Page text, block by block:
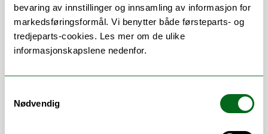
bevaring av innstillinger og innsamling av informasjon for
markedsføringsformål. Vi benytter både førsteparts- og
tredjeparts-cookies. Les mer om de ulike
informasjonskapslene nedenfor.
Nødvendig
Publikasjoner
Andre publikasjoner